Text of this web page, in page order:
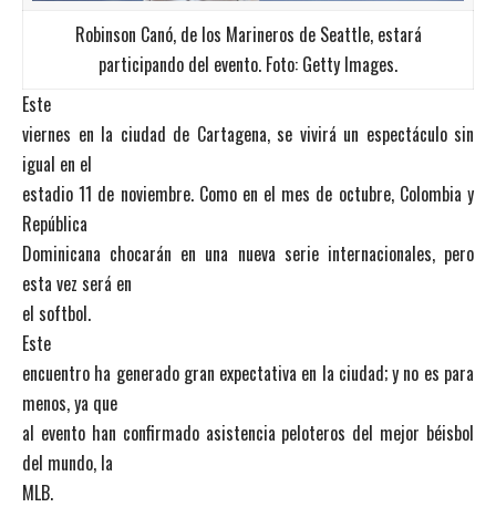
Robinson Canó, de los Marineros de Seattle, estará
participando del evento. Foto: Getty Images.
Este
viernes en la ciudad de Cartagena, se vivirá un espectáculo sin
igual en el
estadio 11 de noviembre. Como en el mes de octubre, Colombia y
República
Dominicana chocarán en una nueva serie internacionales, pero
esta vez será en
el softbol.
Este
encuentro ha generado gran expectativa en la ciudad; y no es para
menos, ya que
al evento han confirmado asistencia peloteros del mejor béisbol
del mundo, la
MLB.